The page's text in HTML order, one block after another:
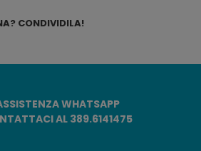
CONDIVIDILA!
WHATSAPP
AL 389.6141475